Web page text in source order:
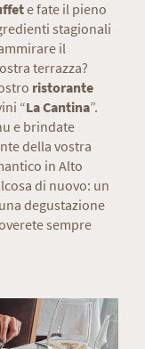
e fate il pieno
stagionali
il
terrazza?
ristorante
“La Cantina”.
e brindate
della vostra
in Alto
di nuovo: un
degustazione
sempre